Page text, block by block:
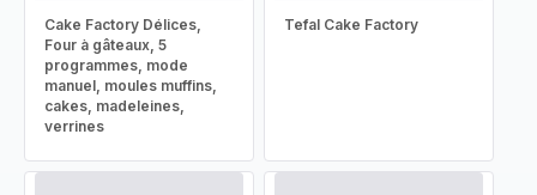
Cake Factory Délices,
Four à gâteaux, 5
programmes, mode
manuel, moules muffins,
cakes, madeleines,
verrines
Tefal Cake Factory